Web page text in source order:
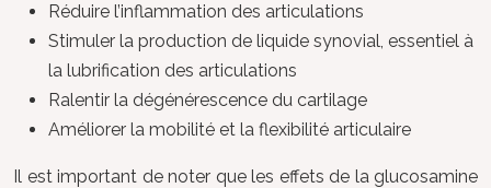
Réduire l’inflammation des articulations
Stimuler la production de liquide synovial, essentiel à
la lubrification des articulations
Ralentir la dégénérescence du cartilage
Améliorer la mobilité et la flexibilité articulaire
Il est important de noter que les effets de la glucosamine